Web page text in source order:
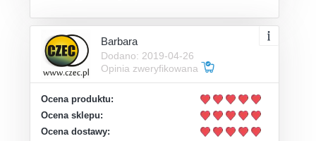
Barbara
Dodano: 2019-04-26
Opinia zweryfikowana
Ocena produktu:
Ocena sklepu:
Ocena dostawy: